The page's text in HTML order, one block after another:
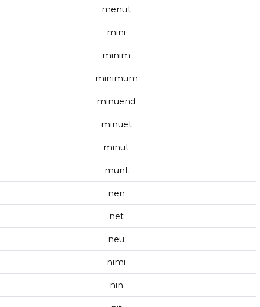
menut
mini
minim
minimum
minuend
minuet
minut
munt
nen
net
neu
nimi
nin